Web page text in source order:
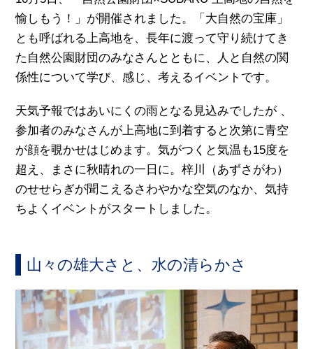
愉しもう！」が開催されました。「大自然の宝庫」
とも呼ばれる上高地を、長年に渡って守り続けてき
た自然公園財団のみなさんとともに、人と自然の関
係性について学び、感じ、考えるイベントです。
天気予報ではあいにくの雨となる見込みでしたが 、
参加者のみなさんが上高地に到着すると次第に青空
が顔を覗かせはじめます。気がつくと気温も15度を
超え、まさに秋晴れの一日に。梓川（あずさがわ）
のせせらぎが聞こえるさわやかな空気のなか、気持
ちよくイベントがスタートしました。
山々の雄大さと、水の清らかさ